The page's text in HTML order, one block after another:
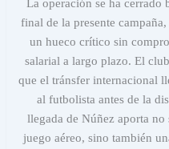
La operación se ha cerrado
final de la presente
un hueco crítico sin
salarial a largo plazo. El
que el tránsfer internacional
al futbolista antes de la
llegada de Núñez aporta
juego aéreo, sino también